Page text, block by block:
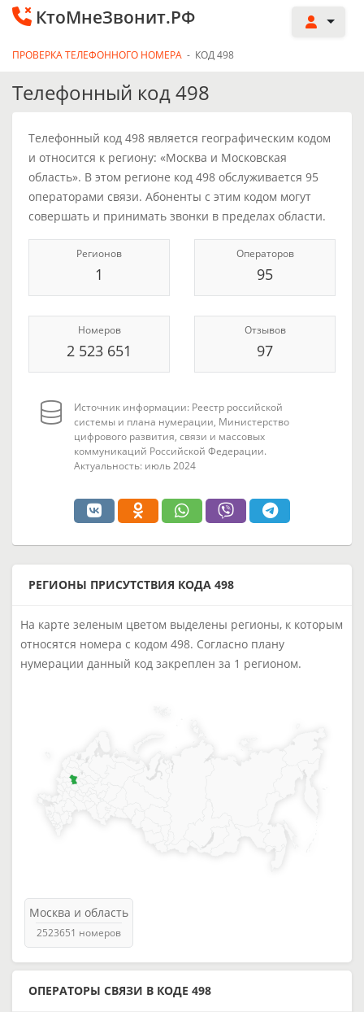
КтоМнеЗвонит.РФ
ПРОВЕРКА ТЕЛЕФОННОГО НОМЕРА - КОД 498
Телефонный код 498
Телефонный код 498 является географическим кодом
и относится к региону: «Москва и Московская
область». В этом регионе код 498 обслуживается 95
операторами связи. Абоненты с этим кодом могут
совершать и принимать звонки в пределах области.
Регионов
1
Операторов
95
Номеров
2 523 651
Отзывов
97
Источник информации: Реестр российской
системы и плана нумерации, Министерство
цифрового развития, связи и массовых
коммуникаций Российской Федерации.
Актуальность: июль 2024
РЕГИОНЫ ПРИСУТСТВИЯ КОДА 498
На карте зеленым цветом выделены регионы, к которым
относятся номера с кодом 498. Согласно плану
нумерации данный код закреплен за 1 регионом.
Москва и область
2523651 номеров
ОПЕРАТОРЫ СВЯЗИ В КОДЕ 498